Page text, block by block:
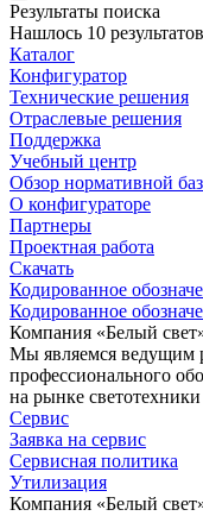
Результаты поиска
Нашлось 10 результатов
Каталог
Конфигуратор
Технические решения
Отраслевые решения
Поддержка
Учебный центр
Обзор нормативной
О конфигураторе
Партнеры
Проектная работа
Скачать
Кодированное
Кодированное
Компания «Белый
Мы являемся ведущим
профессионального
на рынке
Сервис
Заявка на сервис
Сервисная политика
Утилизация
Компания «Белый